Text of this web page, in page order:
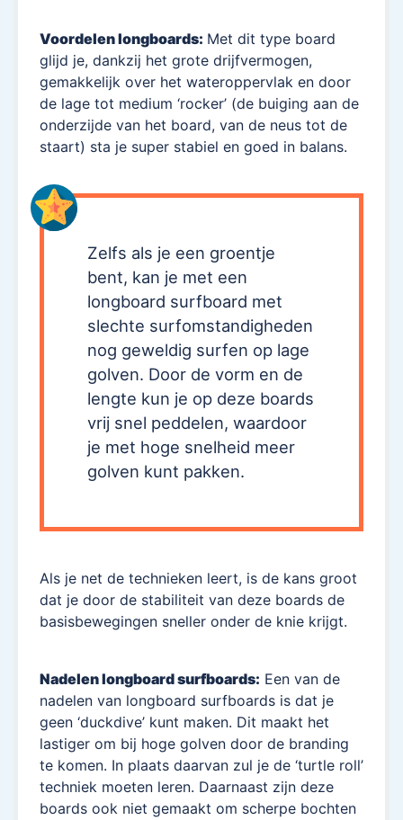
Voordelen longboards: Met dit type board
glijd je, dankzij het grote drijfvermogen,
gemakkelijk over het wateroppervlak en door
de lage tot medium ‘rocker’ (de buiging aan de
onderzijde van het board, van de neus tot de
staart) sta je super stabiel en goed in balans.
Zelfs als je een groentje
bent, kan je met een
longboard surfboard met
slechte surfomstandigheden
nog geweldig surfen op lage
golven. Door de vorm en de
lengte kun je op deze boards
vrij snel peddelen, waardoor
je met hoge snelheid meer
golven kunt pakken.
Als je net de technieken leert, is de kans groot
dat je door de stabiliteit van deze boards de
basisbewegingen sneller onder de knie krijgt.
Nadelen longboard surfboards: Een van de
nadelen van longboard surfboards is dat je
geen ‘duckdive’ kunt maken. Dit maakt het
lastiger om bij hoge golven door de branding
te komen. In plaats daarvan zul je de ‘turtle roll’
techniek moeten leren. Daarnaast zijn deze
boards ook niet gemaakt om scherpe bochten